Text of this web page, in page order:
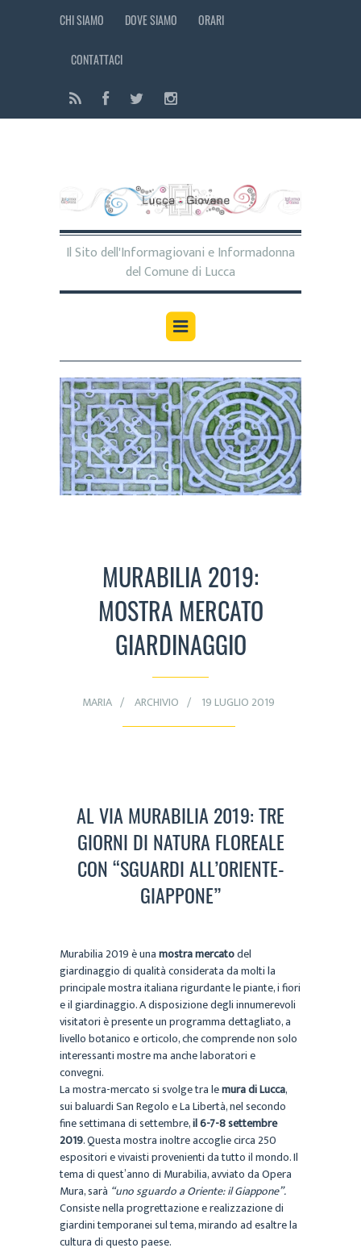
CHI SIAMO DOVE SIAMO ORARI
CONTATTACI
Il Sito dell'Informagiovani e Informadonna
del Comune di Lucca
MURABILIA 2019:
MOSTRA MERCATO
GIARDINAGGIO
MARIA ARCHIVIO 19 LUGLIO 2019
AL VIA MURABILIA 2019: TRE
GIORNI DI NATURA FLOREALE
CON “SGUARDI ALL’ORIENTE-
GIAPPONE”
Murabilia 2019 è unamostra mercatodel
giardinaggio di qualità considerata da molti la
principale mostra italiana rigurdante le piante, i fiori
e il giardinaggio. A disposizione degli innumerevoli
visitatori è presente un programma dettagliato, a
livello botanico e orticolo, che comprende non solo
interessanti mostre ma anche laboratori e
convegni.
La mostra-mercato si svolge tra lemura di Lucca,
sui baluardi San Regolo e La Libertà, nel secondo
fine settimana di settembre,il 6-7-8 settembre
2019. Questa mostra inoltre accoglie circa 250
espositori e vivaisti provenienti da tutto il mondo. Il
tema di quest’anno di Murabilia, avviato da Opera
Mura, sarà “uno sguardo a Oriente: il Giappone”.
Consiste nella progrettazione e realizzazione di
giardini temporanei sul tema, mirando ad esaltre la
cultura di questo paese.